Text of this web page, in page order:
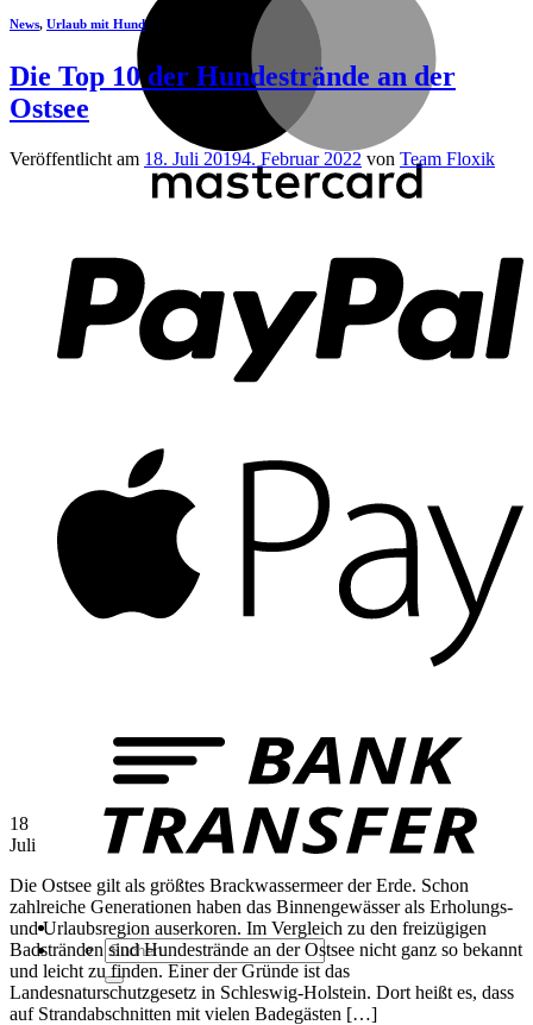
Suchen
nach:
News, Urlaub mit Hund
Die Top 10 der Hundestrände an der
Ostsee
Veröffentlicht am 18. Juli 20194. Februar 2022 von Team Floxik
18
Juli
Die Ostsee gilt als größtes Brackwassermeer der Erde. Schon
zahlreiche Generationen haben das Binnengewässer als Erholungs-
und Urlaubsregion auserkoren. Im Vergleich zu den freizügigen
Badstränden sind Hundestrände an der Ostsee nicht ganz so bekannt
und leicht zu finden. Einer der Gründe ist das
Landesnaturschutzgesetz in Schleswig-Holstein. Dort heißt es, dass
auf Strandabschnitten mit vielen Badegästen […]